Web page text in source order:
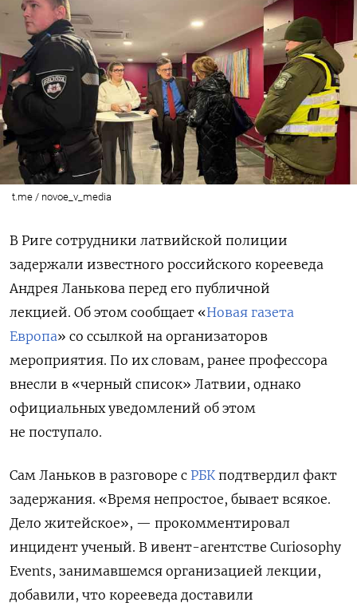
t.me / novoe_v_media
В Риге сотрудники латвийской полиции
задержали известного российского корееведа
Андрея Ланькова перед его публичной
лекцией. Об этом сообщает «Новая газета
Европа» со ссылкой на организаторов
мероприятия. По их словам, ранее профессора
внесли в «черный список» Латвии, однако
официальных уведомлений об этом
не поступало.
Сам Ланьков в разговоре с РБК подтвердил факт
задержания. «Время непростое, бывает всякое.
Дело житейское», — прокомментировал
инцидент ученый. В ивент-агентстве Curiosophy
Events, занимавшемся организацией лекции,
добавили, что корееведа доставили